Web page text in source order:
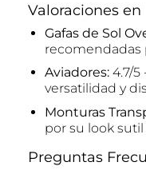
Valoraciones en
Gafas de Sol
recomendadas
Aviadores:4.7/5
versatilidad y
Monturas
por su look
Preguntas